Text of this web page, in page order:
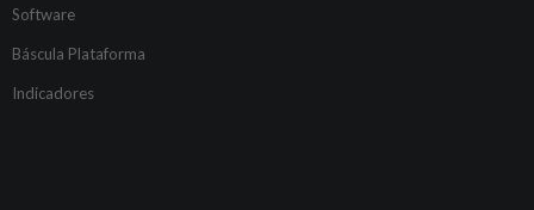
Software
Báscula Plataforma
Indicadores